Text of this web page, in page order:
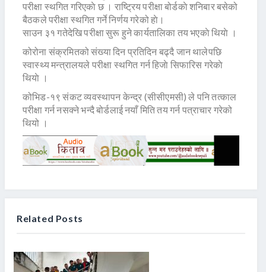
परीक्षा स्थगित गरिएकाे छ । राष्ट्रिय परीक्षा बोर्डकाे शनिबार बसेको
बैठकले परीक्षा स्थगित गर्ने निर्णय गरेको हाे।
साउन ३१ गतेदेखि परीक्षा सुरू हुने कार्यतालिका तय भएकाे थियाे ।
कोरोना संक्रमितको संख्या दिन प्रतिदिन बढ्दै जान थालेपछि
स्वास्थ्य मन्त्रालयले परीक्षा स्थगित गर्न हिजाे सिफारिस गरेकाे
थियाे ।
कोभिड-१९ संकट व्यवस्थापन केन्द्र (सीसीएमसी) ले पनि तत्काल
परीक्षा गर्न नसक्ने भन्दै बोर्डलाई नयाँ मिति तय गर्न पत्राचार गरेको
थियो ।
Related Posts